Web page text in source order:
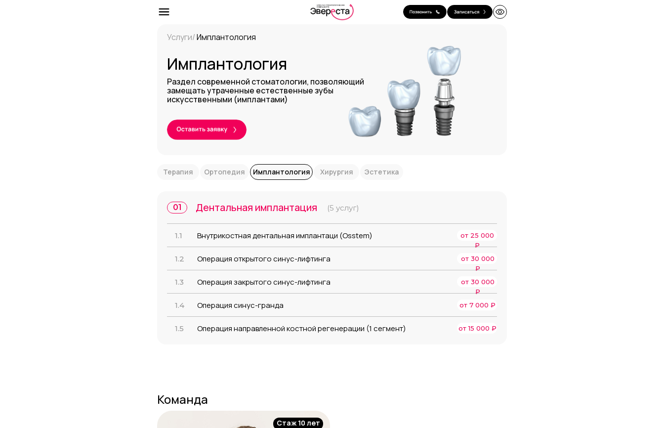
Услуги/Имплантология
Имплантология
Раздел современной стоматологии, позволяющий
замещать утраченные естественные зубы
искусственными (имплантами)
Терапия Ортопедия Имплантология Хирургия Эстетика
Дентальная имплантация (5 услуг)
01
1.1 Внутрикостная дентальная имплантаци (Osstem)
от 25 000
₽
Операция открытого синус-лифтинга
1.2
от 30 000
₽
от 30 000
₽
1.3 Операция закрытого синус-лифтинга
Операция синус-гранда
1.4 от 7 000 ₽
1.5 Операция направленной костной регенерации (1 сегмент) от 15 000 ₽
Команда
Стаж 10 лет